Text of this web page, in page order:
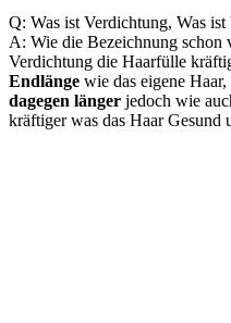
Q: Was ist Verdichtung, Was ist
A: Wie die Bezeichnung schon
Verdichtung die Haarfülle
Endlänge wie das eigene
dagegen länger jedoch wie
kräftiger was das Haar Gesund